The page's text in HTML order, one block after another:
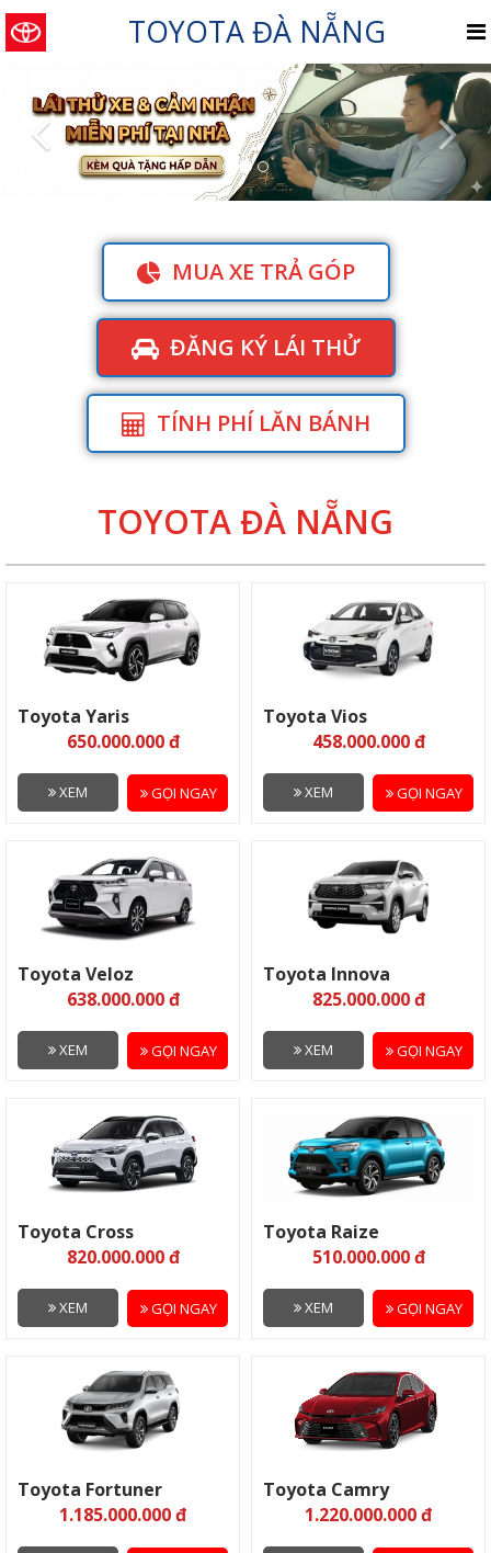
TOYOTA ĐÀ NẴNG
MUA XE TRẢ GÓP
ĐĂNG KÝ LÁI THỬ
TÍNH PHÍ LĂN BÁNH
TOYOTA ĐÀ NẴNG
Toyota Yaris
650.000.000 đ
XEM GỌI NGAY
Toyota Vios
458.000.000 đ
XEM GỌI NGAY
Toyota Veloz
638.000.000 đ
XEM GỌI NGAY
Toyota Innova
825.000.000 đ
XEM GỌI NGAY
Toyota Cross
820.000.000 đ
XEM GỌI NGAY
Toyota Raize
510.000.000 đ
XEM GỌI NGAY
Toyota Fortuner
1.185.000.000 đ
Toyota Camry
1.220.000.000 đ